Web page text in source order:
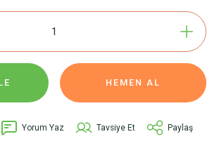
HEMEN AL
Yorum Yaz Tavsiye Et Paylaş